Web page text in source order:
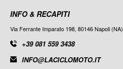
INFO & RECAPITI
Via Ferrante Imparato 198, 80146 Napoli (NA)
+39 081 559 3438
INFO@LACICLOMOTO.IT